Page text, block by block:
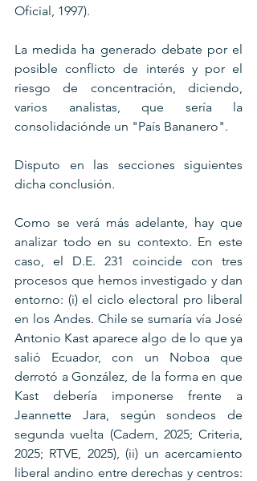
Oficial, 1997).
La medida ha generado debate por el
posible conflicto de interés y por el
riesgo de concentración, diciendo,
varios analistas, que sería la
consolidaciónde un "País Bananero".
Disputo en las secciones siguientes
dicha conclusión.
Como se verá más adelante, hay que
analizar todo en su contexto. En este
caso, el D.E. 231 coincide con tres
procesos que hemos investigado y dan
entorno: (i) el ciclo electoral pro liberal
en los Andes. Chile se sumaría vía José
Antonio Kast aparece algo de lo que ya
salió Ecuador, con un Noboa que
derrotó a González, de la forma en que
Kast debería imponerse frente a
Jeannette Jara, según sondeos de
segunda vuelta (Cadem, 2025; Criteria,
2025; RTVE, 2025), (ii) un acercamiento
liberal andino entre derechas y centros: